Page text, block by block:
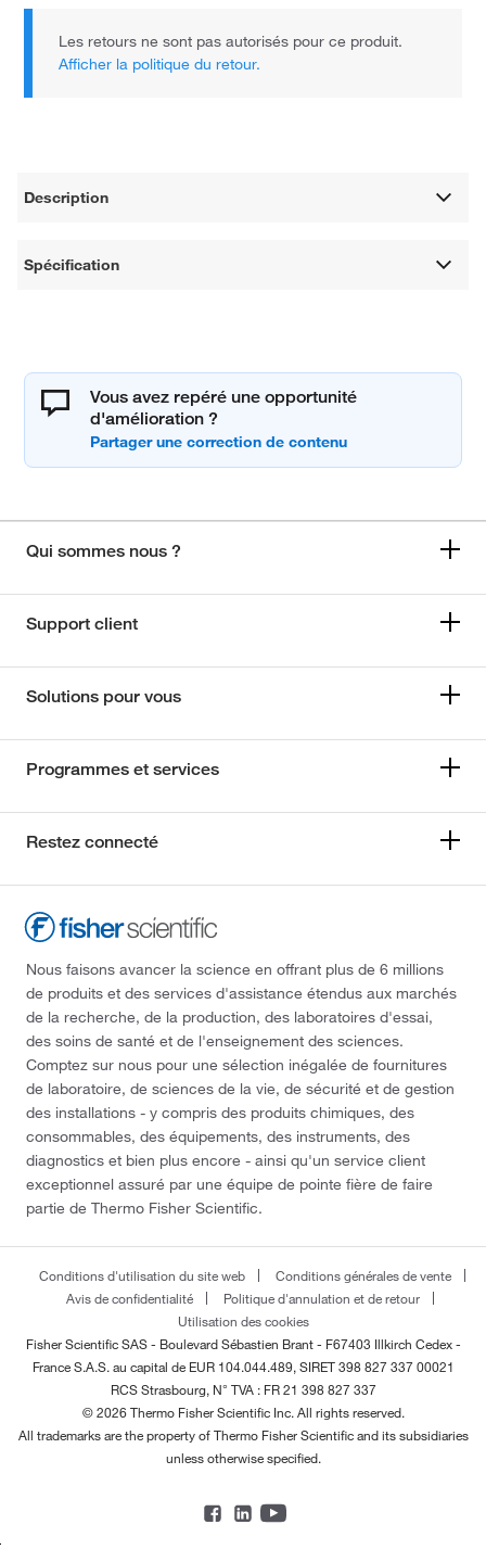
Les retours ne sont pas autorisés pour ce produit.
Afficher la politique du retour.
Description
Spécification
Vous avez repéré une opportunité
d'amélioration ?
Qui sommes nous ?
Support client
Solutions pour vous
Programmes et services
Restez connecté
Nous faisons avancer la science en offrant plus de 6 millions
de produits et des services d'assistance étendus aux marchés
de la recherche, de la production, des laboratoires d'essai,
des soins de santé et de l'enseignement des sciences.
Comptez sur nous pour une sélection inégalée de fournitures
de laboratoire, de sciences de la vie, de sécurité et de gestion
des installations - y compris des produits chimiques, des
consommables, des équipements, des instruments, des
diagnostics et bien plus encore - ainsi qu'un service client
exceptionnel assuré par une équipe de pointe fière de faire
partie de Thermo Fisher Scientific.
Conditions d'utilisation du site web
Conditions générales de vente
Avis de confidentialité
Politique d'annulation et de retour
Utilisation des cookies
Fisher Scientific SAS - Boulevard Sébastien Brant - F67403 Illkirch Cedex -
FranceS.A.S. au capital de EUR 104.044.489, SIRET 398 827 337 00021
RCS Strasbourg, N° TVA : FR 21 398 827 337
© 2026 Thermo Fisher Scientific Inc. All rights reserved.
All trademarks are the property of Thermo Fisher Scientific and its subsidiaries
unless otherwise specified.